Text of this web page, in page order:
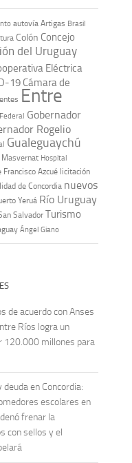
autovía Artigas Brasil
Colón Concejo
del Uruguay
Eléctrica
19 Cámara de
Entre
Federal Gobernador
Rogelio
Gualeguaychú
Masvernat Hospital
Francisco Azcué licitación
de Concordia nuevos
Yeruá Río Uruguay
Salvador Turismo
Ángel Giano
de acuerdo con Anses
Ríos logra un
120.000 millones para
en Concordia:
escolares en
frenar la
con sellos y el